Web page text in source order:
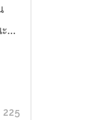
...
225